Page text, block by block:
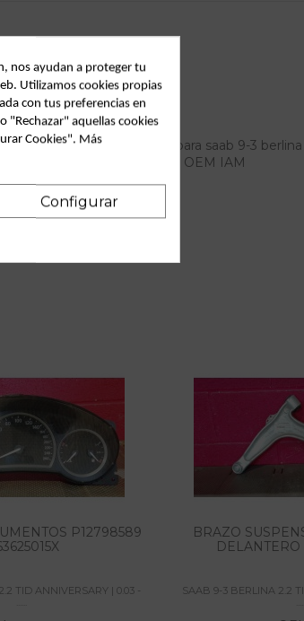
freno delantera izquierda para saab 9-3
| 0.03 - ... referencia OEM IAM
P12798589
TID ANNIVERSARY | 0.03 -
BRAZO
SAAB 9-3 BERLINA 2.2
nos ayudan a proteger tu
Utilizamos cookies propias
con tus preferencias en
"Rechazar" aquellas cookies
Cookies". Más
Configurar